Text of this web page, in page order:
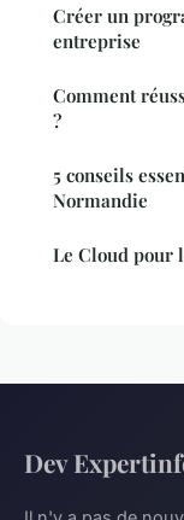
Créer un
entreprise
Comment
?
5 conseils
Normandie
Le Cloud pour
Dev